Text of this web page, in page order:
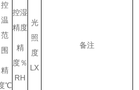
控
温
范
围
精
℃
控湿
精度
精
度％
RH
光
照
度
LX
备注